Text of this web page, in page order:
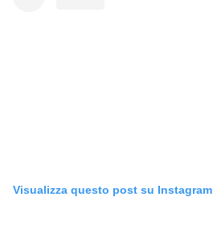
Visualizza questo post su Instagram